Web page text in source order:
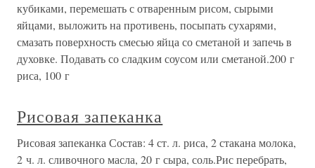
кубиками, перемешать с отваренным рисом, сырыми
яйцами, выложить на противень, посыпать сухарями,
смазать поверхность смесью яйца со сметаной и запечь в
духовке. Подавать со сладким соусом или сметаной.200 г
риса, 100 г
Рисовая запеканка
Рисовая запеканка Состав: 4 ст. л. риса, 2 стакана молока,
2 ч. л. сливочного масла, 20 г сыра, соль.Рис перебрать,